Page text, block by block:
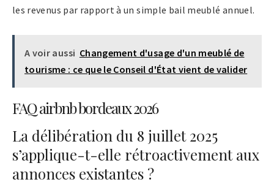
les revenus par rapport à un simple bail meublé annuel.
A voir aussi Changement d'usage d'un meublé de
tourisme : ce que le Conseil d'État vient de valider
FAQ airbnb bordeaux 2026
La délibération du 8 juillet 2025
s’applique-t-elle rétroactivement aux
annonces existantes ?